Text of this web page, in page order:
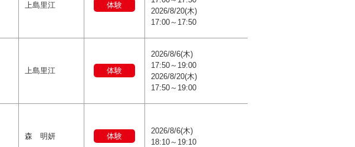
上島里江 体験
2026/8/20(木)
17:00～17:50
上島里江 体験
2026/8/6(木)
17:50～19:00
2026/8/20(木)
17:50～19:00
森 明妍 体験
2026/8/6(木)
18:10～19:10